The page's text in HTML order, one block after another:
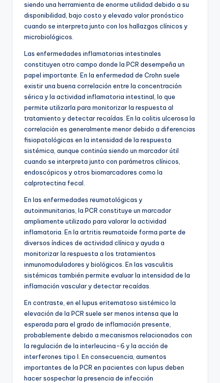
siendo una herramienta de enorme utilidad debido a su
disponibilidad, bajo costo y elevado valor pronóstico
cuando se interpreta junto con los hallazgos clínicos y
microbiológicos.
Las enfermedades inflamatorias intestinales
constituyen otro campo donde la PCR desempeña un
papel importante. En la enfermedad de Crohn suele
existir una buena correlación entre la concentración
sérica y la actividad inflamatoria intestinal, lo que
permite utilizarla para monitorizar la respuesta al
tratamiento y detectar recaídas. En la colitis ulcerosa la
correlación es generalmente menor debido a diferencias
fisiopatológicas en la intensidad de la respuesta
sistémica, aunque continúa siendo un marcador útil
cuando se interpreta junto con parámetros clínicos,
endoscópicos y otros biomarcadores como la
calprotectina fecal.
En las enfermedades reumatológicas y
autoinmunitarias, la PCR constituye un marcador
ampliamente utilizado para valorar la actividad
inflamatoria. En la artritis reumatoide forma parte de
diversos índices de actividad clínica y ayuda a
monitorizar la respuesta a los tratamientos
inmunomoduladores y biológicos. En las vasculitis
sistémicas también permite evaluar la intensidad de la
inflamación vascular y detectar recaídas.
En contraste, en el lupus eritematoso sistémico la
elevación de la PCR suele ser menos intensa que la
esperada para el grado de inflamación presente,
probablemente debido a mecanismos relacionados con
la regulación de la interleucina-6 y la acción de
interferones tipo I. En consecuencia, aumentos
importantes de la PCR en pacientes con lupus deben
hacer sospechar la presencia de infección